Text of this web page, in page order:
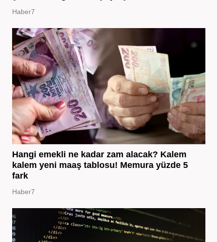
Haber7
Hangi emekli ne kadar zam alacak? Kalem
kalem yeni maaş tablosu! Memura yüzde 5
fark
Haber7